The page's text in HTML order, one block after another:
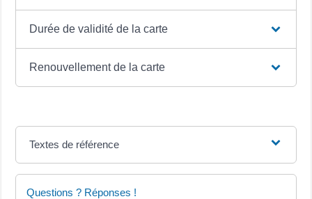
Durée de validité de la carte
Renouvellement de la carte
Textes de référence
Questions ? Réponses !